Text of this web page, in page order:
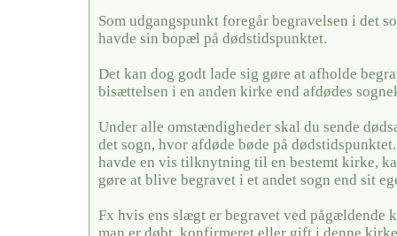
Som udgangspunkt foregår begravelsen i det
havde sin bopæl på dødstidspunktet.
Det kan dog godt lade sig gøre at afholde
bisættelsen i en anden kirke end afdødes
Under alle omstændigheder skal du sende
det sogn, hvor afdøde bøde på
havde en vis tilknytning til en bestemt kirke,
gøre at blive begravet i et andet sogn end sit
Fx hvis ens slægt er begravet ved pågældende